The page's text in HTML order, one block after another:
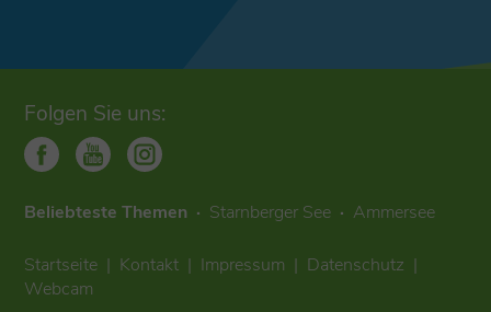
Folgen Sie uns:
Beliebteste Themen Starnberger See Ammersee
Startseite Kontakt Impressum
Datenschutz
Webcam